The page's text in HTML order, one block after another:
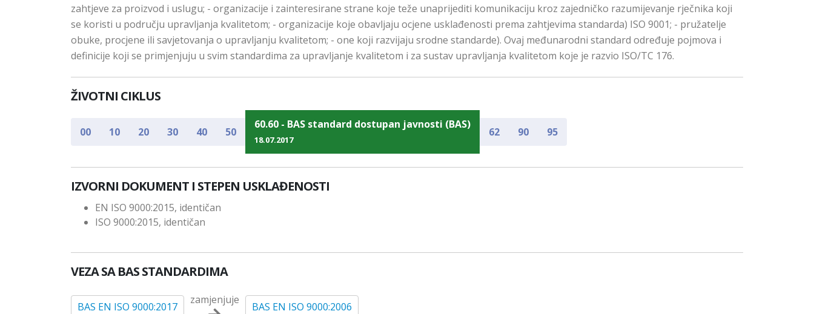
zahtjeve za proizvod i uslugu; - organizacije i zainteresirane strane koje teže unaprijediti komunikaciju kroz zajedničko razumijevanje rječnika koji
se koristi u području upravljanja kvalitetom; - organizacije koje obavljaju ocjene usklađenosti prema zahtjevima standarda) ISO 9001; - pružatelje
obuke, procjene ili savjetovanja o upravljanju kvalitetom; - one koji razvijaju srodne standarde). Ovaj međunarodni standard određuje pojmova i
definicije koji se primjenjuju u svim standardima za upravljanje kvalitetom i za sustav upravljanja kvalitetom koje je razvio ISO/TC 176.
ŽIVOTNI CIKLUS
00 10 20 30 40 50
60.60 - BAS standard dostupan javnosti (BAS)
18.07.2017
62 90 95
IZVORNI DOKUMENT I STEPEN USKLAĐENOSTI
EN ISO 9000:2015, identičan
ISO 9000:2015, identičan
VEZA SA BAS STANDARDIMA
BAS EN ISO 9000:2017
zamjenjuje
BAS EN ISO 9000:2006